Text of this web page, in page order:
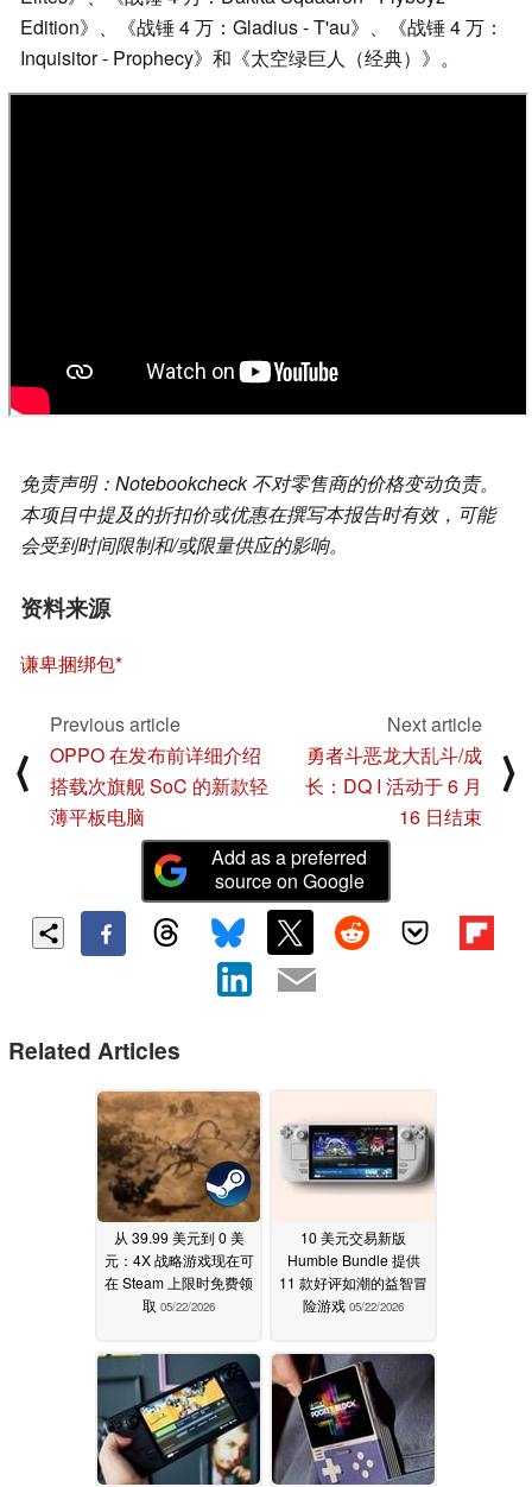
Edition》、《战锤 4 万：Gladius - T'au》、《战锤 4 万：
Inquisitor - Prophecy》和《太空绿巨人（经典）》。
免责声明：Notebookcheck 不对零售商的价格变动负责。
本项目中提及的折扣价或优惠在撰写本报告时有效，可能
会受到时间限制和/或限量供应的影响。
资料来源
谦卑捆绑包
⟨
Previous article
OPPO 在发布前详细介绍
搭载次旗舰 SoC 的新款轻
薄平板电脑
Next article
勇者斗恶龙大乱斗/成
长：DQ I 活动于 6 月
16 日结束
⟩
Add as a preferred
source on Google
Related Articles
从 39.99 美元到 0 美
元：4X 战略游戏现在可
在 Steam 上限时免费领
取 05/22/2026
10 美元交易新版
Humble Bundle 提供
11 款好评如潮的益智冒
险游戏 05/22/2026